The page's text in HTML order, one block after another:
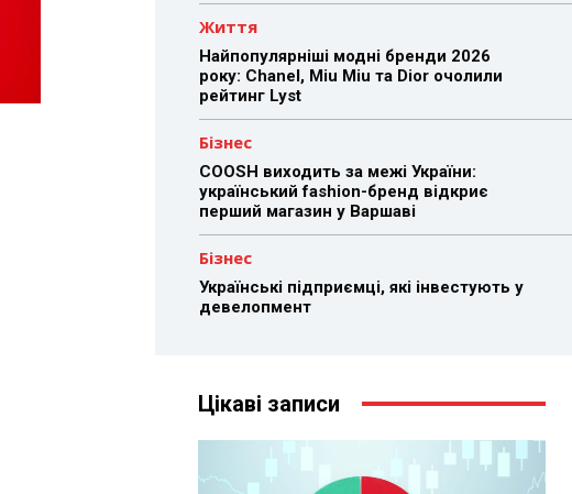
Життя
Найпопулярніші модні бренди 2026
року: Chanel, Miu Miu та Dior очолили
рейтинг Lyst
Бізнес
COOSH виходить за межі України:
український fashion-бренд відкриє
перший магазин у Варшаві
Бізнес
Українські підприємці, які інвестують у
девелопмент
Цікаві записи